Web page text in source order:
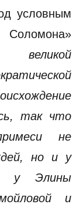
условным
так что
не
но и у
у Элины
и